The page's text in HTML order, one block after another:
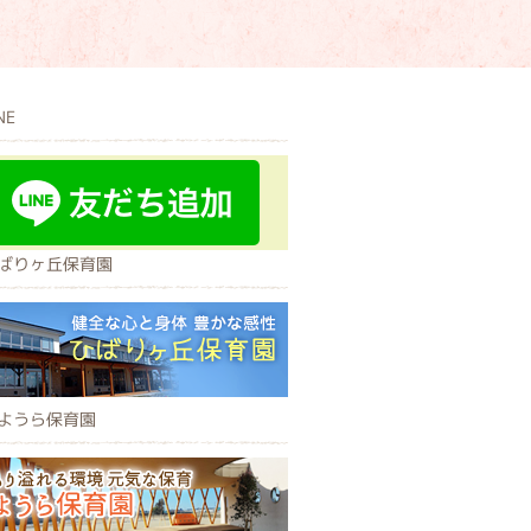
りヶ丘保育園
うら保育園